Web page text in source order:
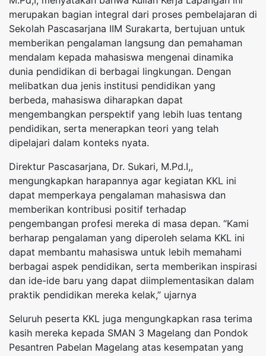
merupakan bagian integral dari proses pembelajaran di
Sekolah Pascasarjana IIM Surakarta, bertujuan untuk
memberikan pengalaman langsung dan pemahaman
mendalam kepada mahasiswa mengenai dinamika
dunia pendidikan di berbagai lingkungan. Dengan
melibatkan dua jenis institusi pendidikan yang
berbeda, mahasiswa diharapkan dapat
mengembangkan perspektif yang lebih luas tentang
pendidikan, serta menerapkan teori yang telah
dipelajari dalam konteks nyata.
Direktur Pascasarjana, Dr. Sukari, M.Pd.I,,
mengungkapkan harapannya agar kegiatan KKL ini
dapat memperkaya pengalaman mahasiswa dan
memberikan kontribusi positif terhadap
pengembangan profesi mereka di masa depan. “Kami
berharap pengalaman yang diperoleh selama KKL ini
dapat membantu mahasiswa untuk lebih memahami
berbagai aspek pendidikan, serta memberikan inspirasi
dan ide-ide baru yang dapat diimplementasikan dalam
praktik pendidikan mereka kelak,” ujarnya
Seluruh peserta KKL juga mengungkapkan rasa terima
kasih mereka kepada SMAN 3 Magelang dan Pondok
Pesantren Pabelan Magelang atas kesempatan yang